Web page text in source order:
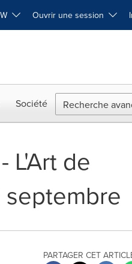
Ouvrir une session
Société Recherche
L'Art de
PARTAGER CET